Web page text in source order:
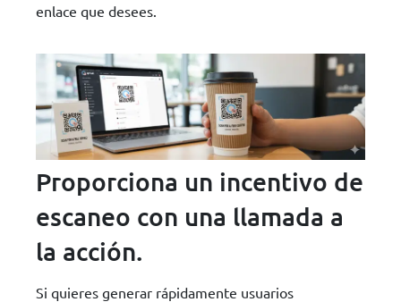
enlace que desees.
Proporciona un incentivo de
escaneo con una llamada a
la acción.
Si quieres generar rápidamente usuarios